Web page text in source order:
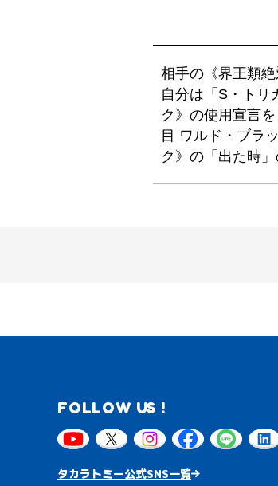
相手の《界王類
自分は「S・トリ
ク》の使用宣言
目 ワルド・ブラ
ク》の「出た時
FOLLOW US !
タカラトミー公式SNS一覧